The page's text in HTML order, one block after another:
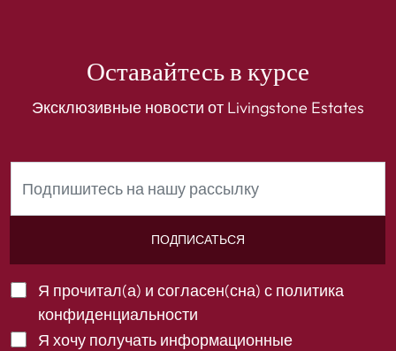
Оставайтесь в курсе
Эксклюзивные новости от Livingstone Estates
ПОДПИСАТЬСЯ
Я прочитал(а) и согласен(сна) с политика
конфиденциальности
Я хочу получать информационные